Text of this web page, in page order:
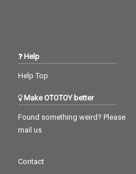
Help
Help Top
Make OTOTOY better
Found something weird? Please
mail us
Contact